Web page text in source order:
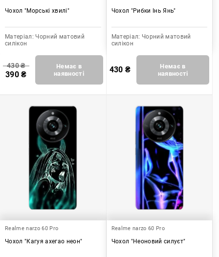
Чохол "Морські хвилі"
Матеріал: Чорний матовий
силікон
430₴
390₴
Немає в
наявності
Чохол "Рибки Інь Янь"
Матеріал: Чорний матовий
силікон
430 ₴
Немає в
наявності
Realme narzo 60 Pro
Чохол "Кагуя ахегао неон"
Realme narzo 60 Pro
Чохол "Неоновий силуєт"